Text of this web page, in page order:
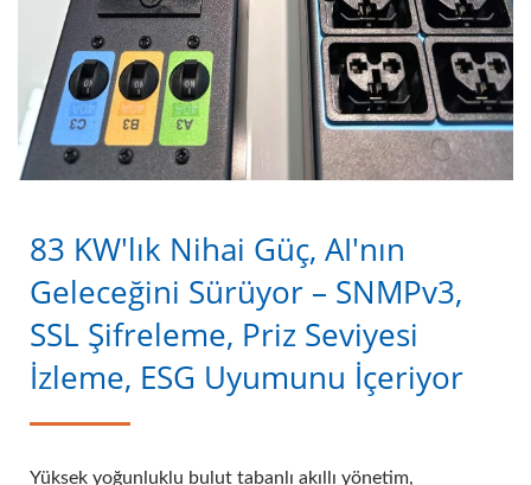
83 KW'lık Nihai Güç, AI'nın
Geleceğini Sürüyor – SNMPv3,
SSL Şifreleme, Priz Seviyesi
İzleme, ESG Uyumunu İçeriyor
Yüksek yoğunluklu bulut tabanlı akıllı yönetim,